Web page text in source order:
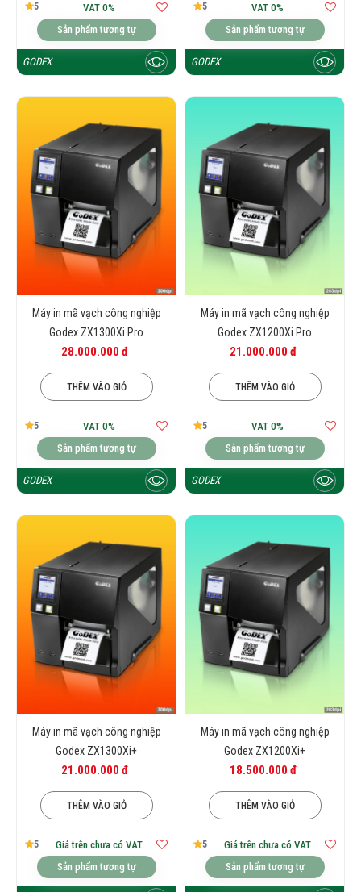
5
VAT 0%
Sản phẩm tương tự
GODEX
5
VAT 0%
Sản phẩm tương tự
GODEX
Máy in mã vạch công nghiệp
Godex ZX1300Xi Pro
28.000.000 đ
THÊM VÀO GIỎ
5
VAT 0%
Sản phẩm tương tự
GODEX
Máy in mã vạch công nghiệp
Godex ZX1200Xi Pro
21.000.000 đ
THÊM VÀO GIỎ
5
VAT 0%
Sản phẩm tương tự
GODEX
Máy in mã vạch công nghiệp
Godex ZX1300Xi+
21.000.000 đ
THÊM VÀO GIỎ
5
Giá trên chưa có VAT
Sản phẩm tương tự
Máy in mã vạch công nghiệp
Godex ZX1200Xi+
18.500.000 đ
THÊM VÀO GIỎ
5
Giá trên chưa có VAT
Sản phẩm tương tự